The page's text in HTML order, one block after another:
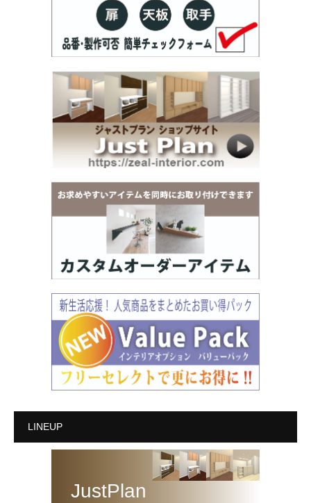
LINEUP
JustPlan